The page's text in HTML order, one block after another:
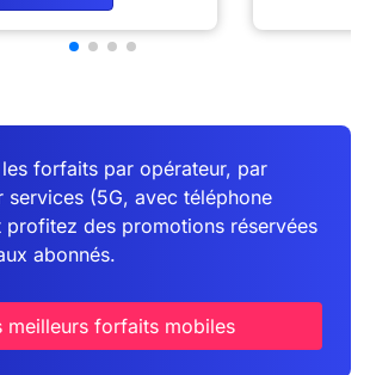
forfaits par opérateur, par
services (5G, avec téléphone
profitez des promotions réservées
abonnés.
meilleurs forfaits mobiles